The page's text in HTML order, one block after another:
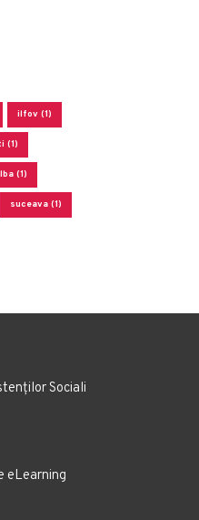
ilfov (1)
(1)
(1)
suceava (1)
Sociali
eLearning